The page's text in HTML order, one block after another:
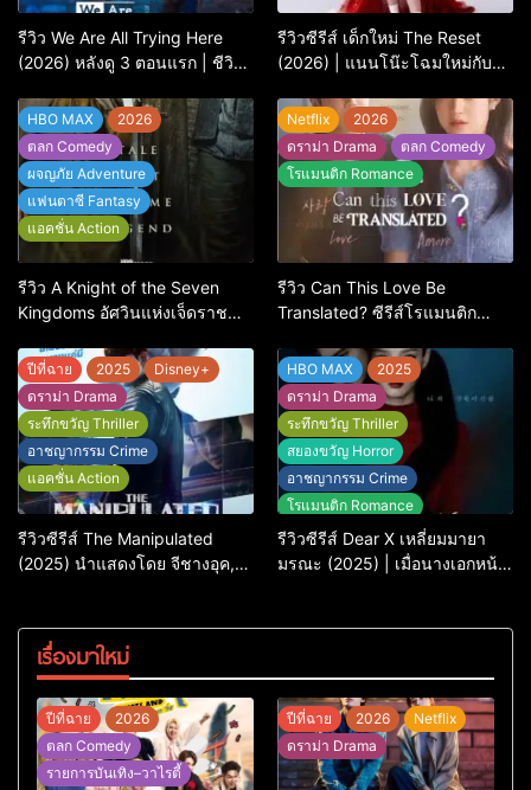
รีวิว We Are All Trying Here
(2026) หลังดู 3 ตอนแรก | ชีวิต
ไม่ถึงไหน
รีวิวซีรีส์ เด็กใหม่ The Reset
(2026) | แนนโน๊ะโฉมใหม่กับ
HBO MAX
2026
ตลก Comedy
ผจญภัย Adventure
แฟนตาซี Fantasy
แอคชั่น Action
รีวิว A Knight of the Seven
Kingdoms อัศวินแห่งเจ็ดราช
พเนจรที่ดีที่สุดในจักรวาล GoT
Netflix
2026
ดราม่า Drama
ตลก Comedy
โรแมนติก Romance
รีวิว Can This Love Be
Translated? ซีรีส์โรแมนติก
‘ภาษา’ จะบอกได้
ปีที่ฉาย 2025
Disney+
ดราม่า Drama
ระทึกขวัญ Thriller
อาชญากรรม Crime
แอคชั่น Action
รีวิวซีรีส์ The Manipulated
(2025) นำแสดงโดย จีชางอุค,
HBO MAX
2025
ดราม่า Drama
ระทึกขวัญ Thriller
สยองขวัญ Horror
อาชญากรรม Crime
โรแมนติก Romance
รีวิวซีรีส์ Dear X เหลี่ยมมายา
มรณะ (2025) | เมื่อนางเอกหน้า
เรื่องมาใหม่
ปีที่ฉาย
2026
ตลก Comedy
รายการบันเทิง–วาไรตี้
ปีที่ฉาย 2026
Netflix
ดราม่า Drama